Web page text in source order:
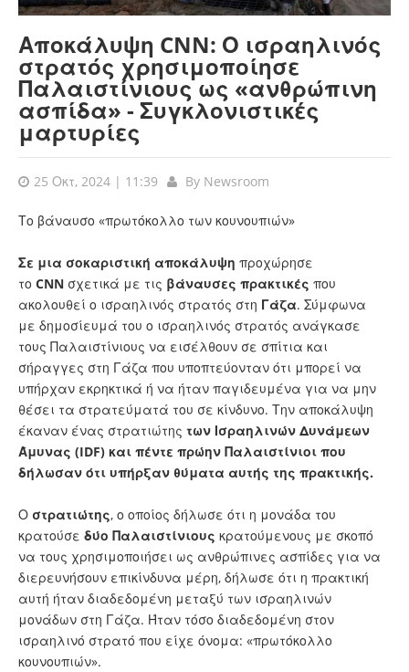
Αποκάλυψη CNN: Ο ισραηλινός
στρατός χρησιμοποίησε
Παλαιστίνιους ως «ανθρώπινη
ασπίδα» - Συγκλονιστικές
μαρτυρίες
25 Οκτ, 2024 | 11:39 By Newsroom
Το βάναυσο «πρωτόκολλο των κουνουπιών»
Σε μια σοκαριστική αποκάλυψη προχώρησε
το CNN σχετικά με τις βάναυσες πρακτικές που
ακολουθεί ο ισραηλινός στρατός στη Γάζα. Σύμφωνα
με δημοσίευμά του ο ισραηλινός στρατός ανάγκασε
τους Παλαιστίνιους να εισέλθουν σε σπίτια και
σήραγγες στη Γάζα που υποπτεύονταν ότι μπορεί να
υπήρχαν εκρηκτικά ή να ήταν παγιδευμένα για να μην
θέσει τα στρατεύματά του σε κίνδυνο. Την αποκάλυψη
έκαναν ένας στρατιώτης των Ισραηλινών Δυνάμεων
Άμυνας (IDF) και πέντε πρώην Παλαιστίνιοι που
δήλωσαν ότι υπήρξαν θύματα αυτής της πρακτικής.
Ο στρατιώτης, ο οποίος δήλωσε ότι η μονάδα του
κρατούσε δύο Παλαιστίνιους κρατούμενους με σκοπό
να τους χρησιμοποιήσει ως ανθρώπινες ασπίδες για να
διερευνήσουν επικίνδυνα μέρη, δήλωσε ότι η πρακτική
αυτή ήταν διαδεδομένη μεταξύ των ισραηλινών
μονάδων στη Γάζα. Ήταν τόσο διαδεδομένη στον
ισραηλινό στρατό που είχε όνομα: «πρωτόκολλο
κουνουπιών».